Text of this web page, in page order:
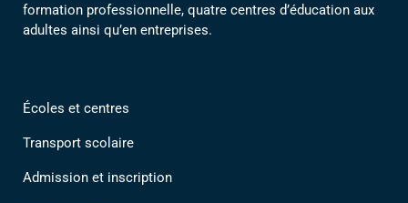
formation professionnelle, quatre centres d’éducation aux
adultes ainsi qu’en entreprises.
Écoles et centres
Transport scolaire
Admission et inscription